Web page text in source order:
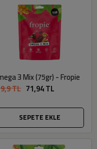
3 Mix (75gr) - Fropie
TL 71,94 TL
SEPETE EKLE